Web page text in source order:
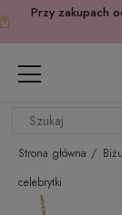
Przy zakupach
Strona główna
celebrytki